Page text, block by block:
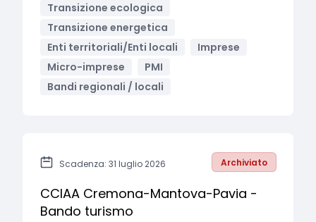
Transizione ecologica
Transizione energetica
Enti territoriali/Enti locali
Imprese
Micro-imprese
PMI
Bandi regionali / locali
Scadenza: 31 luglio 2026 Archiviato
CCIAA Cremona-Mantova-Pavia -
Bando turismo